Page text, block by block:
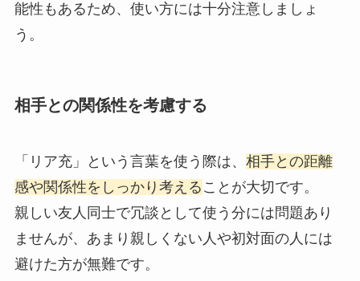
能性もあるため、使い方には十分注意しましょ
う。
相手との関係性を考慮する
「リア充」という言葉を使う際は、 相手との距離
感や関係性をしっかり考える ことが大切です。
親しい友人同士で冗談として使う分には問題あり
ませんが、あまり親しくない人や初対面の人には
避けた方が無難です。